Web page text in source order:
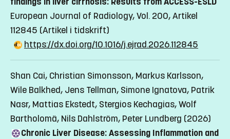
European Journal of Radiology, Vol. 200, Artikel
112845 (Artikel i tidskrift)
https://dx.doi.org/10.1016/j.ejrad.2026.112845
Shan Cai, Christian Simonsson, Markus Karlsson,
Wile Balkhed, Jens Tellman, Simone Ignatova, Patrik
Nasr, Mattias Ekstedt, Stergios Kechagias, Wolf
Bartholomä, Nils Dahlström, Peter Lundberg (2026)
Chronic Liver Disease: Assessing Inflammation and